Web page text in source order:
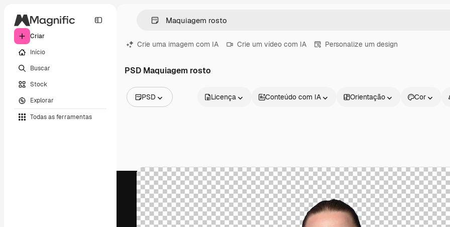
Criar
Início
Buscar
Stock
Explorar
Todas as ferramentas
Crie uma imagem com IA Crie um vídeo com IA Personalize um design
PSD Maquiagem rosto
PSD
Vídeos
Clipes de vídeo
Animações
Modelos de vídeos
Ícones
Modelos 3D
Fontes
Licença Conteúdo com IA Orientação Cor
Produtos Começar